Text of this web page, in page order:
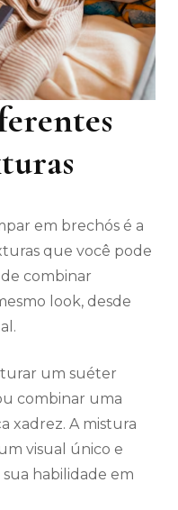
em brechós é a
que você pode
combinar
look, desde
um suéter
combinar uma
xadrez. A mistura
visual único e
habilidade em